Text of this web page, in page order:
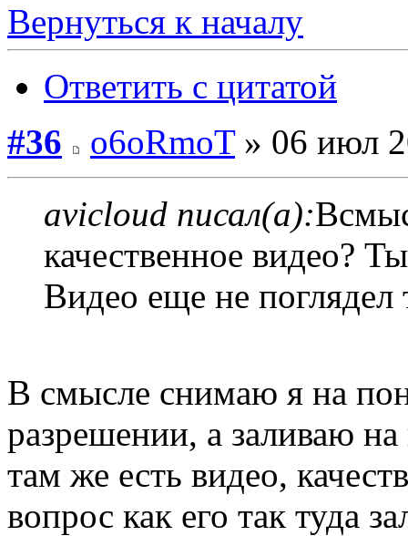
Вернуться к началу
Ответить с цитатой
#36
o6oRmoT» 06 июл
avicloud писал(а):
качественное видео?
Видео еще не
В смысле снимаю я на
разрешении, а заливаю
там же есть видео,
вопрос как его так туда